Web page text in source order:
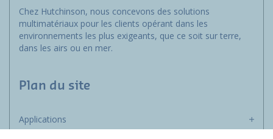
Chez Hutchinson, nous concevons des solutions
multimatériaux pour les clients opérant dans les
environnements les plus exigeants, que ce soit sur terre,
dans les airs ou en mer.
Plan du site
Applications